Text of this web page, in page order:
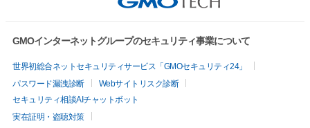
GMOインターネットグループのセキュリティ事業について
世界初総合ネットセキュリティサービス「GMOセキュリティ24」
パスワード漏洩診断
Webサイトリスク診断
セキュリティ相談AIチャットボット
実在証明・盗聴対策